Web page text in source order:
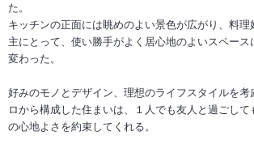
た。
キッチンの正面には眺めのよい景色が広がり、料理
主にとって、使い勝手がよく居心地のよいスペース
変わった。
好みのモノとデザイン、理想のライフスタイルを考
ロから構成した住まいは、１人でも友人と過ごして
の心地よさを約束してくれる。